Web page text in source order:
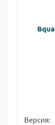
Версия: